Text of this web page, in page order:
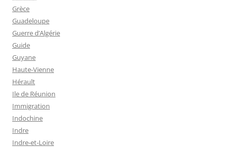
Grèce
Guadeloupe
Guerre d’Algérie
Guide
Guyane
Haute-Vienne
Hérault
Ile de Réunion
Immigration
Indochine
Indre
Indre-et-Loire